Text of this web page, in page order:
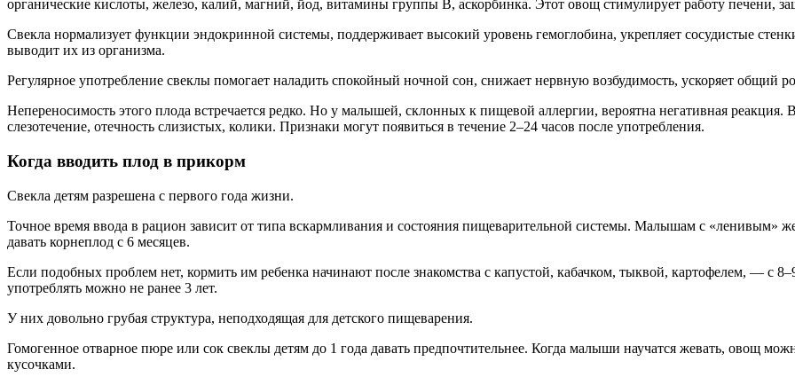
органические кислоты, железо, калий, магний, йод, витамины группы В, аскорбинка. Этот овощ стимулирует работу печени,
Свекла нормализует функции эндокринной системы, поддерживает высокий уровень гемоглобина, укрепляет сосудистые
выводит их из организма.
Регулярное употребление свеклы помогает наладить спокойный ночной сон, снижает нервную возбудимость, ускоряет общий
Непереносимость этого плода встречается редко. Но у малышей, склонных к пищевой аллергии, вероятна негативная
слезотечение, отечность слизистых, колики. Признаки могут появиться в течение 2–24 часов после употребления.
Когда вводить плод в прикорм
Свекла детям разрешена с первого года жизни.
Точное время ввода в рацион зависит от типа вскармливания и состояния пищеварительной системы. Малышам с «ленивым»
давать корнеплод с 6 месяцев.
Если подобных проблем нет, кормить им ребенка начинают после знакомства с капустой, кабачком, тыквой, картофелем, — с
употреблять можно не ранее 3 лет.
У них довольно грубая структура, неподходящая для детского пищеварения.
Гомогенное отварное пюре или сок свеклы детям до 1 года давать предпочтительнее. Когда малыши научатся жевать, овощ
кусочками.